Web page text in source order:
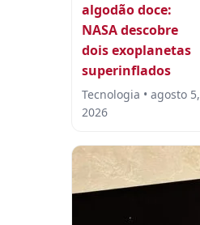
algodão doce:
NASA descobre
dois exoplanetas
superinflados
Tecnologia • agosto 5,
2026